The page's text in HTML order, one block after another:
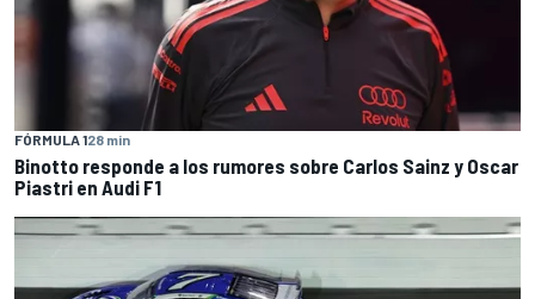
FÓRMULA 128 min
Binotto responde a los rumores sobre Carlos Sainz y Oscar
Piastri en Audi F1